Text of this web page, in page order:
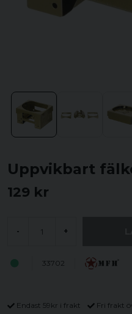
Uppvikbart
129 kr
- +
33702
Endast 59kr i frakt Fri frakt